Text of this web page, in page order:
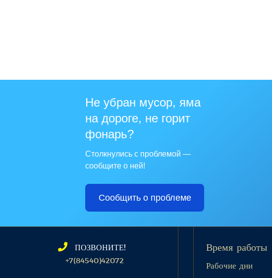
Не убран мусор, яма
на дороге, не горит
фонарь?
Столкнулись с проблемой —
сообщите о ней!
Сообщить о проблеме
ПОЗВОНИТЕ!
+7(84540)42072
Время работы
Рабочие дни